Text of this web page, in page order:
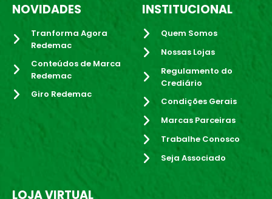
NOVIDADES
Tranforma Agora
Redemac
Conteúdos de Marca
Redemac
Giro Redemac
INSTITUCIONAL
Quem Somos
Nossas Lojas
Regulamento do
Crediário
Condições Gerais
Marcas Parceiras
Trabalhe Conosco
Seja Associado
LOJA VIRTUAL